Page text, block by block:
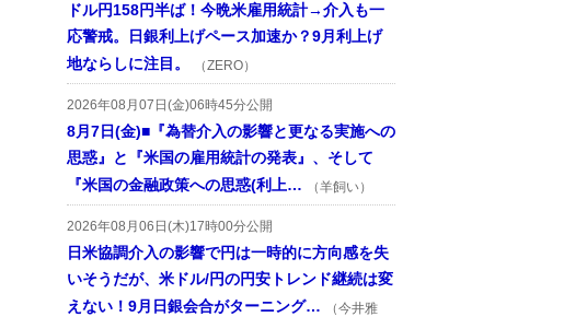
ドル円158円半ば！今晩米雇用統計→介入も一
応警戒。日銀利上げペース加速か？9月利上げ
地ならしに注目。
（ZERO）
2026年08月07日(金)06時45分公開
8月7日(金)■『為替介入の影響と更なる実施への
思惑』と『米国の雇用統計の発表』、そして
『米国の金融政策への思惑(利上…
（羊飼い）
2026年08月06日(木)17時00分公開
日米協調介入の影響で円は一時的に方向感を失
いそうだが、米ドル/円の円安トレンド継続は変
えない！9月日銀会合がターニング…
（今井雅